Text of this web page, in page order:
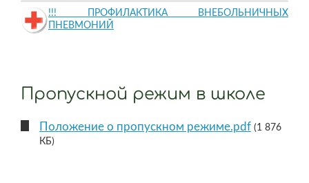
!!! ПРОФИЛАКТИКА ВНЕБОЛЬНИЧНЫХ
ПНЕВМОНИЙ
Пропускной режим в школе
Положение о пропускном режиме.pdf (1 876
КБ)